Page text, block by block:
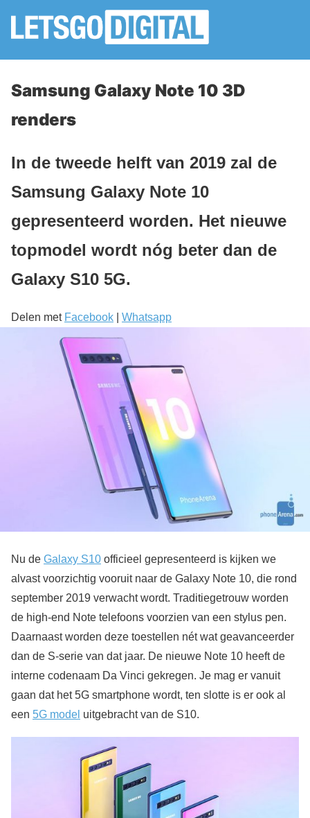
Samsung Galaxy Note 10 3D
renders
In de tweede helft van 2019 zal de
Samsung Galaxy Note 10
gepresenteerd worden. Het nieuwe
topmodel wordt nóg beter dan de
Galaxy S10 5G.
Delen met Facebook Whatsapp
Nu de Galaxy S10 officieel gepresenteerd is kijken we
alvast voorzichtig vooruit naar de Galaxy Note 10, die rond
september 2019 verwacht wordt. Traditiegetrouw worden
de high-end Note telefoons voorzien van een stylus pen.
Daarnaast worden deze toestellen nét wat geavanceerder
dan de S-serie van dat jaar. De nieuwe Note 10 heeft de
interne codenaam Da Vinci gekregen. Je mag er vanuit
gaan dat het 5G smartphone wordt, ten slotte is er ook al
een 5G model uitgebracht van de S10.